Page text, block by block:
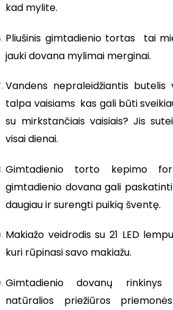
kad mylite.
Pliušinis gimtadienio tortas tai
jauki dovana mylimai merginai.
Vandens nepraleidžiantis butelis
talpa vaisiams kas gali būti
su mirkstančiais vaisiais? Jis
visai dienai.
Gimtadienio torto kepimo
gimtadienio dovana gali
daugiau ir surengti puikią šventę.
Makiažo veidrodis su 21 LED
kuri rūpinasi savo makiažu.
Gimtadienio dovanų rinkinys
natūralios priežiūros